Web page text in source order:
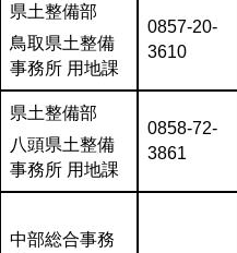
県土整備部
鳥取県土整備
事務所 用地課
0857-20-
3610
県土整備部
八頭県土整備
事務所 用地課
0858-72-
3861
中部総合事務